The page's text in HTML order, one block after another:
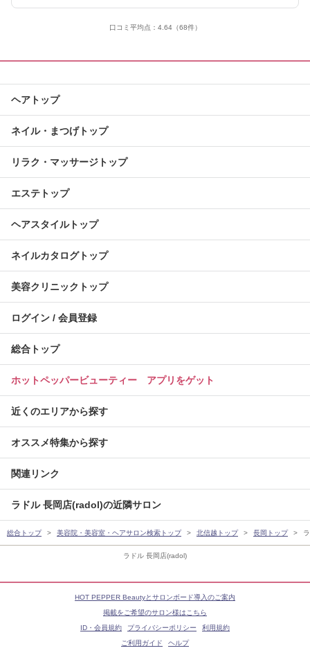
ラドル 長岡店(radol)
口コミ平均点： 4.64（68件）
ヘアトップ
ネイル・まつげトップ
リラク・マッサージトップ
エステトップ
ヘアスタイルトップ
ネイルカタログトップ
美容クリニックトップ
ログイン / 会員登録
総合トップ
ホットペッパービューティー アプリをゲット
近くのエリアから探す
オススメ特集から探す
関連リンク
ラドル 長岡店(radol)の近隣サロン
総合トップ 美容院・美容室・ヘアサロン検索トップ 北信越トップ 長岡トップ
HOT PEPPER Beautyとサロンボード導入のご案内
掲載をご希望のサロン様はこちら
ID・会員規約
プライバシーポリシー
利用規約
ご利用ガイド
ヘルプ